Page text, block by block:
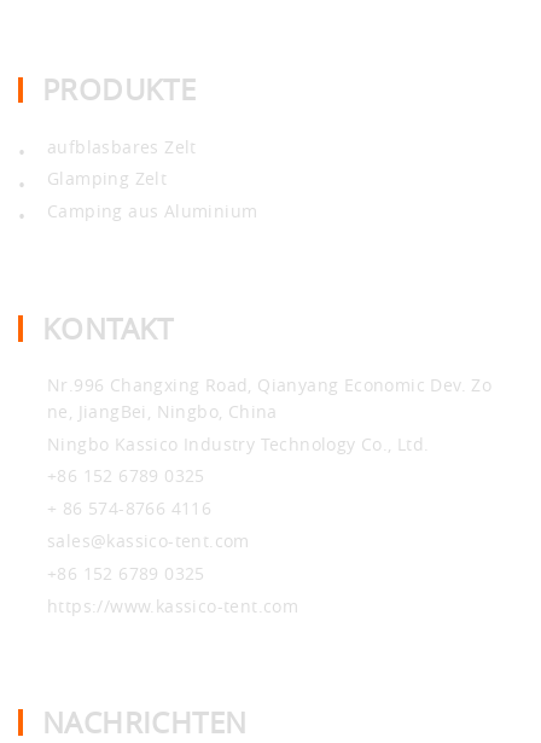
PRODUKTE
• aufblasbares Zelt
• Glamping Zelt
• Camping aus Aluminium
KONTAKT
Nr.996 Changxing Road, Qianyang Economic Dev. Zo
ne, JiangBei, Ningbo, China
Ningbo Kassico Industry Technology Co., Ltd.
+86 152 6789 0325
+ 86 574-8766 4116
sales@kassico-tent.com
+86 152 6789 0325
https://www.kassico-tent.com
NACHRICHTEN